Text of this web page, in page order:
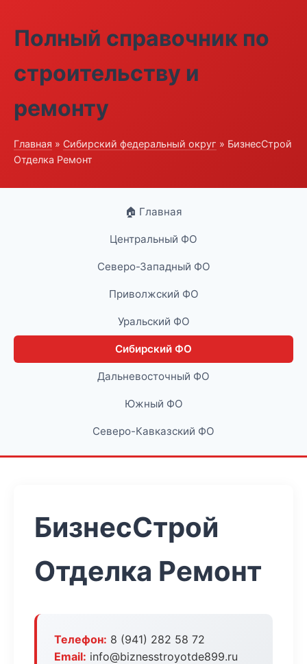
Полный справочник по
строительству и
ремонту
Главная » Сибирский федеральный округ » БизнесСтрой
Отделка Ремонт
🏠 Главная
Центральный ФО
Северо-Западный ФО
Приволжский ФО
Уральский ФО
Сибирский ФО
Дальневосточный ФО
Южный ФО
Северо-Кавказский ФО
БизнесСтрой
Отделка Ремонт
Телефон: 8 (941) 282 58 72
Email: info@biznesstroyotde899.ru